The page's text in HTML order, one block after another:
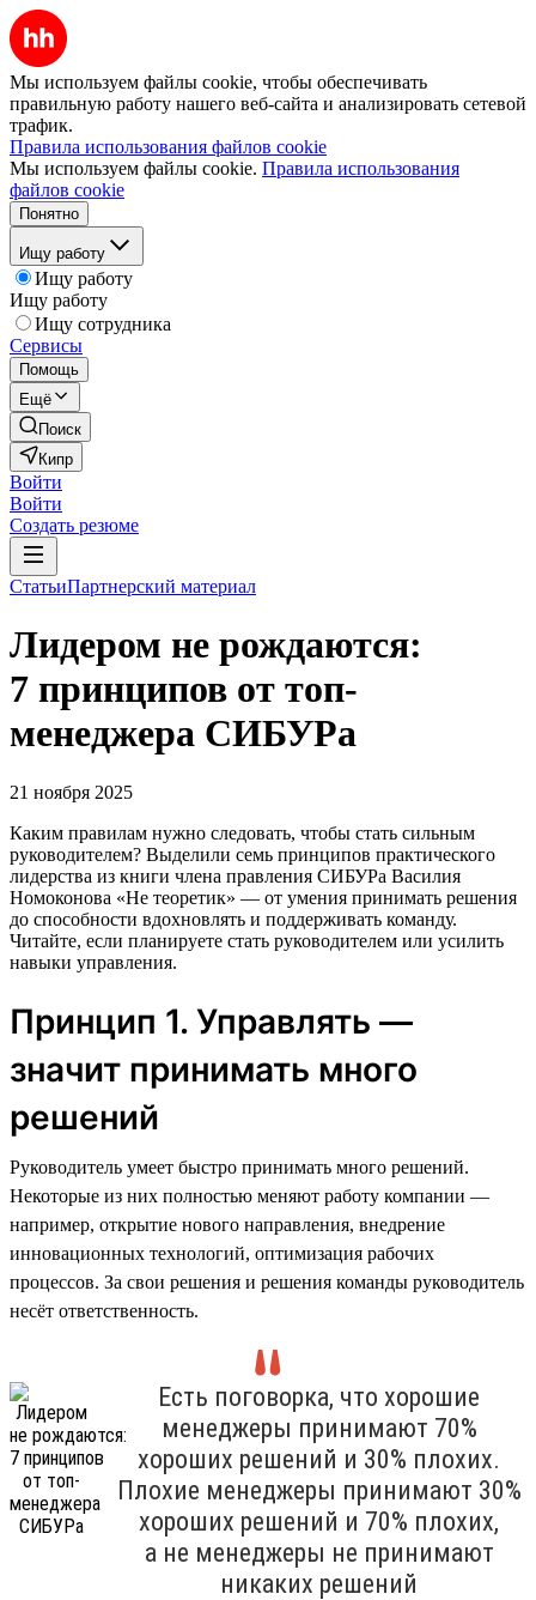
Мы используем файлы cookie, чтобы обеспечивать
правильную работу нашего веб-сайта и анализировать сетевой
трафик.
Правила использования файлов cookie
Мы используем файлы cookie. Правила использования
файлов cookie
Понятно
Ищу работу
Ищу работу
Ищу работу
Ищу сотрудника
Сервисы
Помощь
Ещё
Поиск
Кипр
Войти
Войти
Создать резюме
СтатьиПартнерский материал
Лидером не рождаются:
7 принципов от топ-
менеджера СИБУРа
21 ноября 2025
Каким правилам нужно следовать, чтобы стать сильным
руководителем? Выделили семь принципов практического
лидерства из книги члена правления СИБУРа Василия
Номоконова «Не теоретик» — от умения принимать решения
до способности вдохновлять и поддерживать команду.
Читайте, если планируете стать руководителем или усилить
навыки управления.
Принцип 1. Управлять —
значит принимать много
решений
Руководитель умеет быстро принимать много решений.
Некоторые из них полностью меняют работу компании —
например, открытие нового направления, внедрение
инновационных технологий, оптимизация рабочих
процессов. За свои решения и решения команды руководитель
несёт ответственность.
Есть поговорка, что хорошие
менеджеры принимают 70%
хороших решений и 30% плохих.
Плохие менеджеры принимают 30%
хороших решений и 70% плохих,
а не менеджеры не принимают
никаких решений